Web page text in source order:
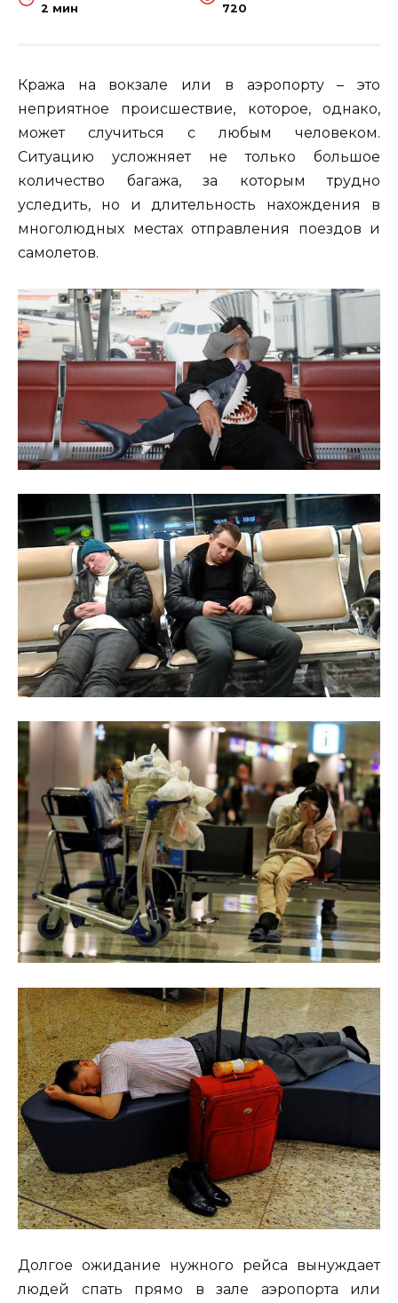
2 мин 720
Кража на вокзале или в аэропорту – это
неприятное происшествие, которое, однако,
может случиться с любым человеком.
Ситуацию усложняет не только большое
количество багажа, за которым трудно
уследить, но и длительность нахождения в
многолюдных местах отправления поездов и
самолетов.
Долгое ожидание нужного рейса вынуждает
людей спать прямо в зале аэропорта или